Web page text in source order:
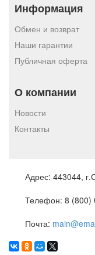
Информация
Обмен и возврат
Наши гарантии
Публичная оферта
О компании
Новости
Контакты
Адрес: 443044,
Телефон: 8 (800)
Почта: